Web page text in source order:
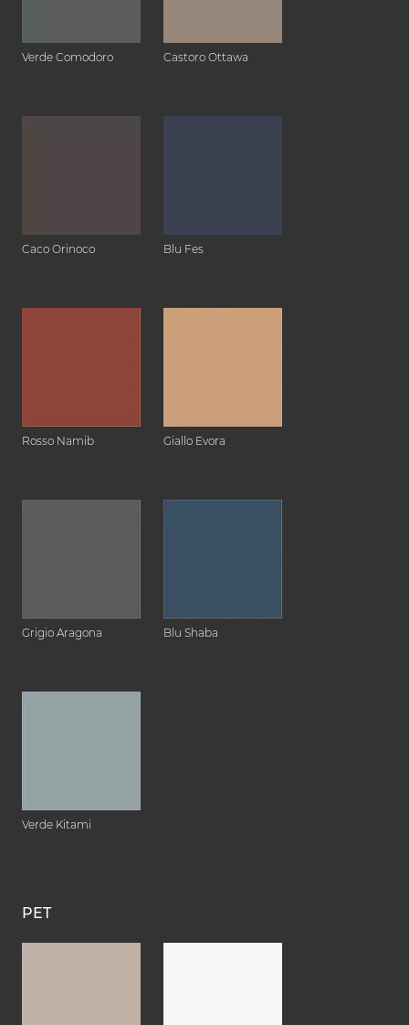
Verde Comodoro Castoro Ottawa
Caco Orinoco Blu Fes
Rosso Namib Giallo Evora
Grigio Aragona Blu Shaba
Verde Kitami
PET